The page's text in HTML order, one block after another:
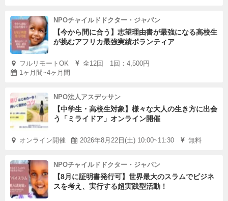
NPOチャイルドドクター・ジャパン
【今から間に合う】志望理由書が最強になる高校生
が挑むアフリカ最強実績ボランティア
フルリモートOK
全12回 1回：4,500円
1ヶ月間~4ヶ月間
NPO法人アスデッサン
【中学生・高校生対象】様々な大人の生き方に出会
う「ミライドア」オンライン開催
オンライン開催 2026年8月22日(土) 10:00~11:30 無料
NPOチャイルドドクター・ジャパン
【8月に証明書発行可】世界最大のスラムでビジネ
スを考え、実行する超実践型活動！